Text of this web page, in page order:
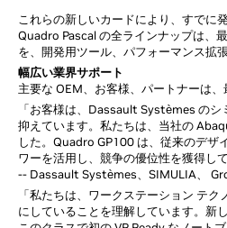
これらの新しいカードにより、すでに
Quadro Pascal の全ラインナップは、
を、開発用ツール、パフォーマンス拡張
幅広い業界サポート
主要な OEM、お客様、パートナーは
「お客様は、Dassault Systèmes の
抑えています。私たちは、当社の
した。Quadro GP100 は、従来のデザ
ワーを活用し、競争の優位性を獲得し
-- Dassault Systèmes、SIMULIA、
「私たちは、ワークステーション テ
にしていることを理解しています。新